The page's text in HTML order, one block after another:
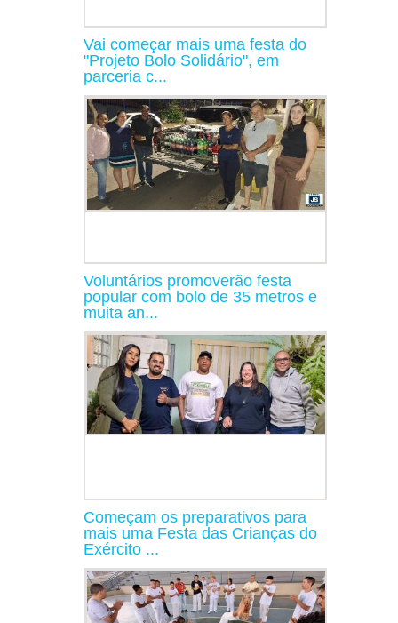
Vai começar mais uma festa do
"Projeto Bolo Solidário", em
parceria c...
Voluntários promoverão festa
popular com bolo de 35 metros e
muita an...
Começam os preparativos para
mais uma Festa das Crianças do
Exército ...